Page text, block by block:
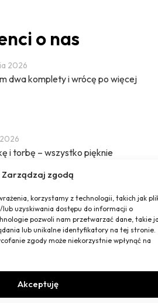
Zarządzaj zgodą
korzystamy z technologii, takich jak
lub uzyskiwania dostępu do informacji o
pozwoli nam przetwarzać dane, takie
lub unikalne identyfikatory na tej stronie.
zgody może niekorzystnie wpłynąć na
Akceptuję
o nas
2026
dwa komplety i wrócę po więcej
i torbę – wszystko pięknie
markę z czystym sumieniem…
koniki. Jest przepiękna,
Zbieram w niej miliony